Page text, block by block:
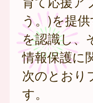
う。)を提
を認識し、
情報保護に
次のとおり
す。